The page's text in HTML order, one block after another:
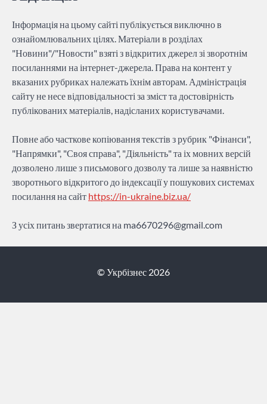
Інформація на цьому сайті публікується виключно в
ознайомлювальних цілях. Матеріали в розділах
"Новини"/"Новости" взяті з відкритих джерел зі зворотнім
посиланнями на інтернет-джерела. Права на контент у
вказаних рубриках належать їхнім авторам. Адміністрація
сайту не несе відповідальності за зміст та достовірність
публікованих матеріалів, надісланих користувачами.
Повне або часткове копіювання текстів з рубрик "Фінанси",
"Напрямки", "Своя справа", "Діяльність" та іх мовних версій
дозволено лише з письмового дозволу та лише за наявністю
зворотнього відкритого до індексації у пошукових системах
посилання на сайт https://in-ukraine.biz.ua/
З усіх питань звертатися на ma6670296@gmail.com
© Укрбізнес 2026